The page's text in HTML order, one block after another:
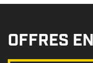
OFFRES